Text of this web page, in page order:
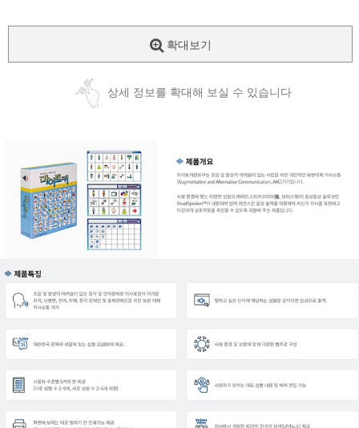
확대보기
상세 정보를 확대해 보실 수 있습니다